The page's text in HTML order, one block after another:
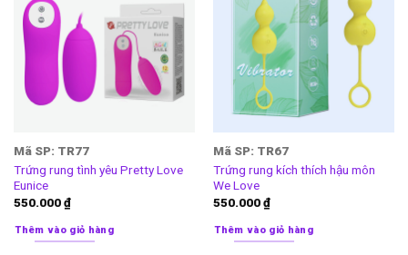
Mã SP: TR77
Trứng rung tình yêu Pretty Love
Eunice
550.000₫
Thêm vào giỏ hàng
Mã SP: TR67
Trứng rung kích thích hậu môn
We Love
550.000₫
Thêm vào giỏ hàng